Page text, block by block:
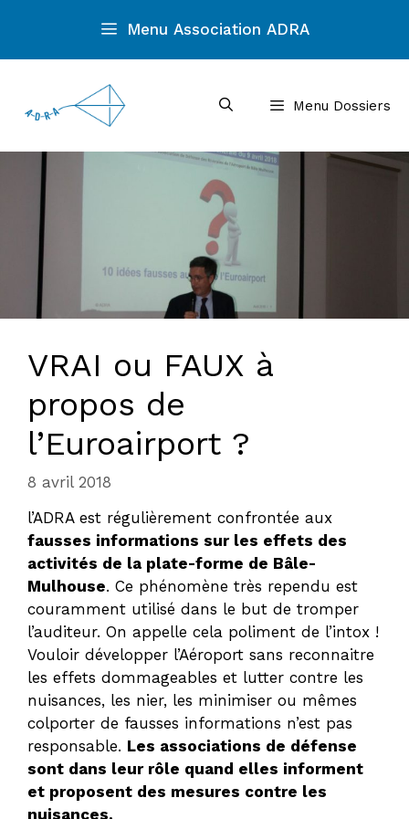
contenu
Menu Association ADRA
Menu Dossiers
VRAI ou FAUX à
propos de
l’Euroairport ?
8 avril 2018
l’ADRA est régulièrement confrontée aux
fausses informations sur les effets des
activités de la plate-forme de Bâle-
Mulhouse. Ce phénomène très rependu est
couramment utilisé dans le but de tromper
l’auditeur. On appelle cela poliment de l’intox !
Vouloir développer l’Aéroport sans reconnaitre
les effets dommageables et lutter contre les
nuisances, les nier, les minimiser ou mêmes
colporter de fausses informations n’est pas
responsable. Les associations de défense
sont dans leur rôle quand elles informent
et proposent des mesures contre les
nuisances.